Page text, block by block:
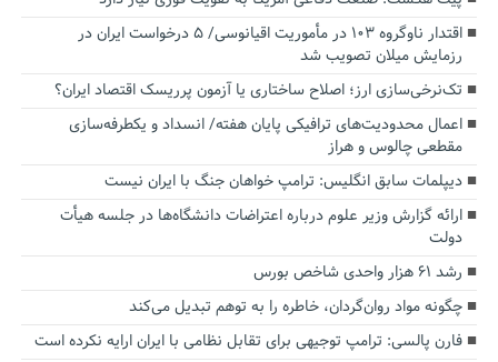
اقتدار ناوگروه ۱۰۳ در مأموریت‌ اقیانوسی/ ۵ درخواست ایران در
رزمایش میلان تصویب شد
تک‌نرخی‌سازی ارز؛ اصلاح ساختاری یا آزمون پرریسک اقتصاد ایران؟
اعمال محدودیت‌های ترافیکی پایان هفته/ انسداد و یکطرفه‌سازی
مقطعی چالوس و هراز
دیپلمات سابق انگلیس:‌ ترامپ خواهان جنگ با ایران نیست
ارائه گزارش وزیر علوم درباره اعتراضات دانشگاه‌ها در جلسه هیأت
دولت
رشد ۶۱ هزار واحدی شاخص بورس
چگونه مواد روان‌گردان، خاطره را به توهم تبدیل می‌کند
فارن پالسی: ترامپ توجیهی برای تقابل نظامی با ایران ارایه نکرده است